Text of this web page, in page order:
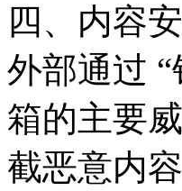
四、内容
外部通过
箱的主要
截恶意内容